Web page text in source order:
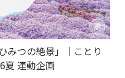
みつの絶景」｜ことり
夏 連動企画